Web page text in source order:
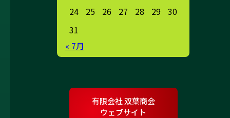
24
25 26 27 28 29 30
31
« 7月
有限会社 双葉商会
ウェブサイト